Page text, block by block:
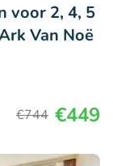
voor 2, 4, 5
Van Noë
€744 €449